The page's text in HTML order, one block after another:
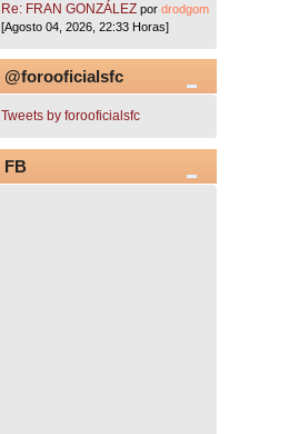
Re: FRAN GONZÁLEZ pordrodgom
[Agosto 04, 2026, 22:33 Horas]
@forooficialsfc
Tweets by forooficialsfc
FB